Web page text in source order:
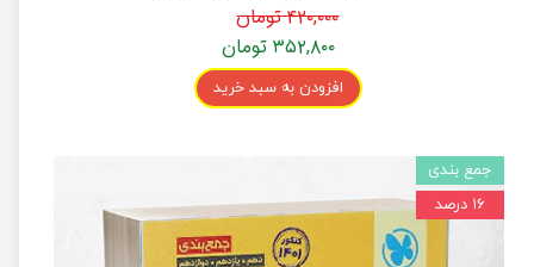
۴۲۰,۰۰۰ تومان
۳۵۲,۸۰۰ تومان
افزودن به سبد خرید
جمع بندی
۱۶ درصد